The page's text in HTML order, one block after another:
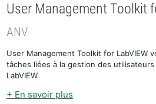
User Management Toolkit
ANV
User Management Toolkit for LabVIEW
tâches liées à la gestion des
LabVIEW.
+ En savoir plus